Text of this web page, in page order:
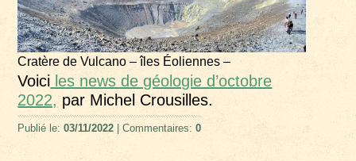
Cratère de Vulcano – îles Éoliennes –
Voici les news de géologie d’octobre
2022, par Michel Crousilles.
Publié le:03/11/2022 | Commentaires:0